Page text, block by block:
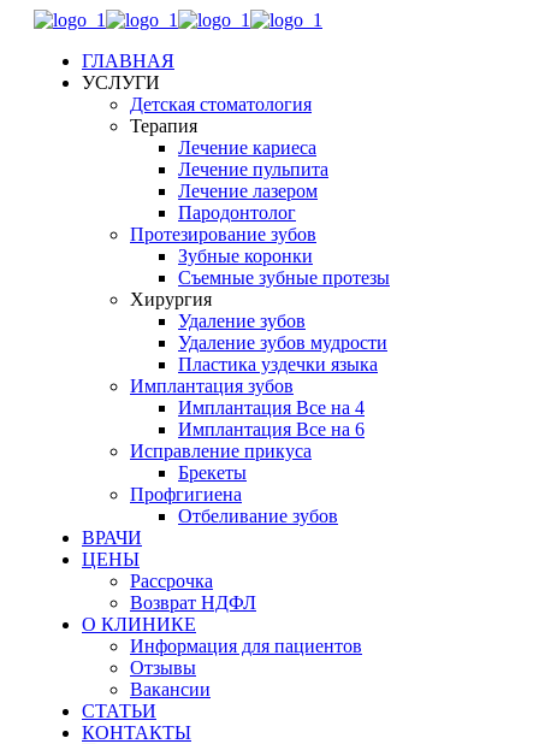
ГЛАВНАЯ
УСЛУГИ
Детская стоматология
Терапия
Лечение кариеса
Лечение пульпита
Лечение лазером
Пародонтолог
Протезирование зубов
Зубные коронки
Съемные зубные протезы
Хирургия
Удаление зубов
Удаление зубов мудрости
Пластика уздечки языка
Имплантация зубов
Имплантация Все на 4
Имплантация Все на 6
Исправление прикуса
Брекеты
Профгигиена
Отбеливание зубов
ВРАЧИ
ЦЕНЫ
Рассрочка
Возврат НДФЛ
О КЛИНИКЕ
Информация для пациентов
Отзывы
Вакансии
СТАТЬИ
КОНТАКТЫ